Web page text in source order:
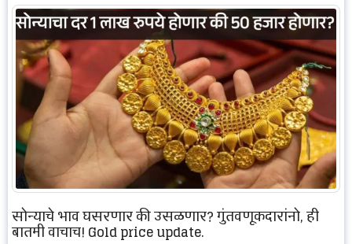
सोन्याचे भाव घसरणार की उसळणार? गुंतवणूकदारांनो, ही
बातमी वाचाच! Gold price update.